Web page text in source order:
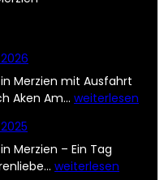
Merzien mit Ausfahrt
Aken Am… O
t
i
weiterlesen
Merzien – Ein Tag
O
weiterlesen